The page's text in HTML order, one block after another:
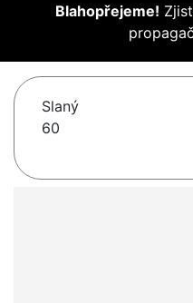
Blahopřejeme!
Slaný
60